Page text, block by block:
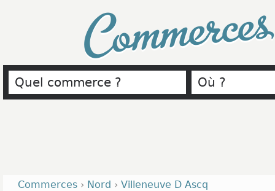
Commerces › Nord › Villeneuve D Ascq